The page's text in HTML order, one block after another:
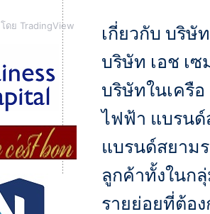
โดย TradingView
เกี่ยวกับ บริษั
บริษัท เอช เซ
บริษัทในเครื
ไฟฟ้า แบรนด์
แบรนด์สยาม
ลูกค้าทั้งในก
รายย่อยที่ต้อ